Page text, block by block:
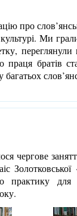
про
Ми
братів
багатьох
чергове
практику